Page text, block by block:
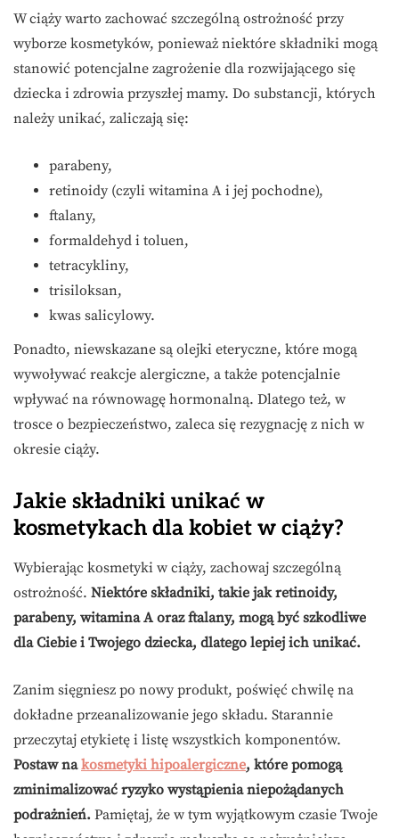
W ciąży warto zachować szczególną ostrożność przy
wyborze kosmetyków, ponieważ niektóre składniki mogą
stanowić potencjalne zagrożenie dla rozwijającego się
dziecka i zdrowia przyszłej mamy. Do substancji, których
należy unikać, zaliczają się:
parabeny,
retinoidy (czyli witamina A i jej pochodne),
ftalany,
formaldehyd i toluen,
tetracykliny,
trisiloksan,
kwas salicylowy.
Ponadto, niewskazane są olejki eteryczne, które mogą
wywoływać reakcje alergiczne, a także potencjalnie
wpływać na równowagę hormonalną. Dlatego też, w
trosce o bezpieczeństwo, zaleca się rezygnację z nich w
okresie ciąży.
Jakie składniki unikać w
kosmetykach dla kobiet w ciąży?
Wybierając kosmetyki w ciąży, zachowaj szczególną
ostrożność. Niektóre składniki, takie jak retinoidy,
parabeny, witamina A oraz ftalany, mogą być szkodliwe
dla Ciebie i Twojego dziecka, dlatego lepiej ich unikać.
Zanim sięgniesz po nowy produkt, poświęć chwilę na
dokładne przeanalizowanie jego składu. Starannie
przeczytaj etykietę i listę wszystkich komponentów.
Postaw nakosmetyki hipoalergiczne, które pomogą
zminimalizować ryzyko wystąpienia niepożądanych
podrażnień. Pamiętaj, że w tym wyjątkowym czasie Twoje